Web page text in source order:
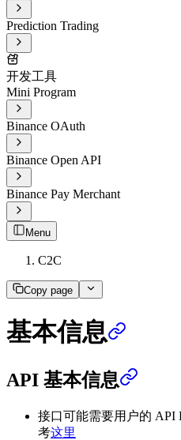
Prediction Trading
开发工具
Mini Program
Binance OAuth
Binance Open API
Binance Pay Merchant
Menu
C2C
Copy page
基本信息
API 基本信息
接口可能需要用户的 API
考这里